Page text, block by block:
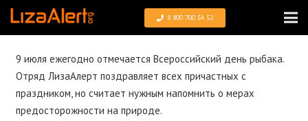
8 800 700 54 52
9 июля ежегодно отмечается Всероссийский день рыбака.
Отряд ЛизаАлерт поздравляет всех причастных с
праздником, но считает нужным напомнить о мерах
предосторожности на природе.